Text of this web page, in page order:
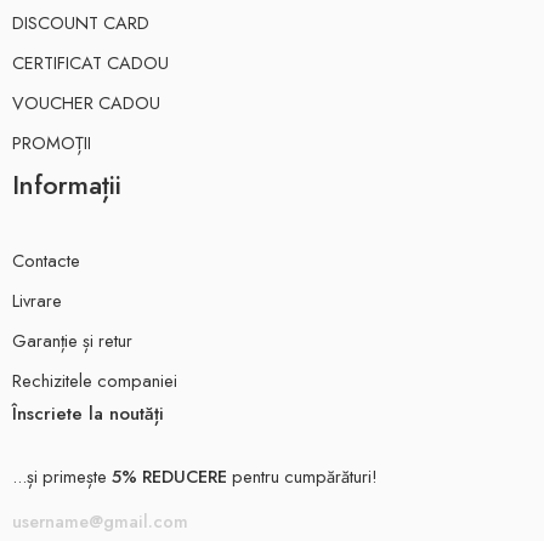
DISCOUNT CARD
CERTIFICAT CADOU
VOUCHER CADOU
PROMOȚII
Informații
Contacte
Livrare
Garanție și retur
Rechizitele companiei
Înscriete la noutăți
...și primește 5% REDUCERE pentru cumpărături!